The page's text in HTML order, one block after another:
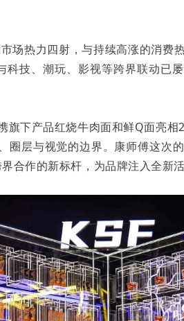
场热力四射，与持续高涨的消费
技、潮玩、影视等跨界联动已
旗下产品红烧牛肉面和鲜Q面亮
圈层与视觉的边界。康师傅这次
合作的新标杆，为品牌注入全新活